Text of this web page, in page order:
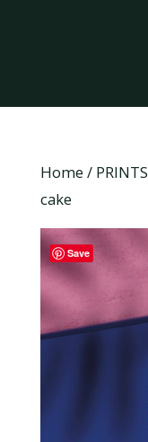
Home / PRINTS
cake
Save